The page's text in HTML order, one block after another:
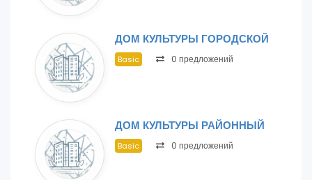
ДОМ КУЛЬТУРЫ ГОРОДСКОЙ
Basic 0 предложений
ДОМ КУЛЬТУРЫ РАЙОННЫЙ
Basic 0 предложений